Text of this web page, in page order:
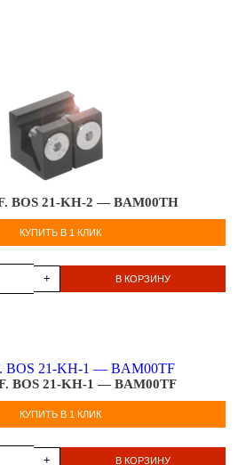
BOS 21-KH-2 — BAM00TH
КУПИТЬ В 1 КЛИК
+ В КОРЗИНУ
BOS 21-KH-1 — BAM00TF
КУПИТЬ В 1 КЛИК
+ В КОРЗИНУ